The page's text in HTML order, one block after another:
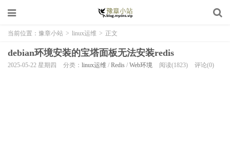
当前位置： 豫章小站 > linux运维 > 正文
debian环境安装的宝塔面板无法安装redis
2025-05-22 星期四 分类： linux运维 / Redis / Web环境 阅读(1823) 评论(0)